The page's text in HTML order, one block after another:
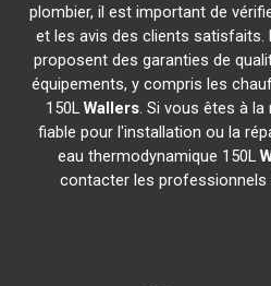
plombier, il est important de
et les avis des clients
proposent des garanties de
équipements, y compris les
150LWallers. Si vous êtes à
fiable pour l'installation ou la
eau thermodynamique 150L
contacter les professionnels